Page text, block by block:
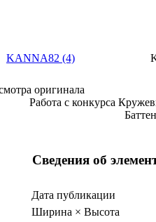
KANNA82 (4)
оригинала
Работа с конкурса
Сведения об
Дата публикации
Ширина × Высота